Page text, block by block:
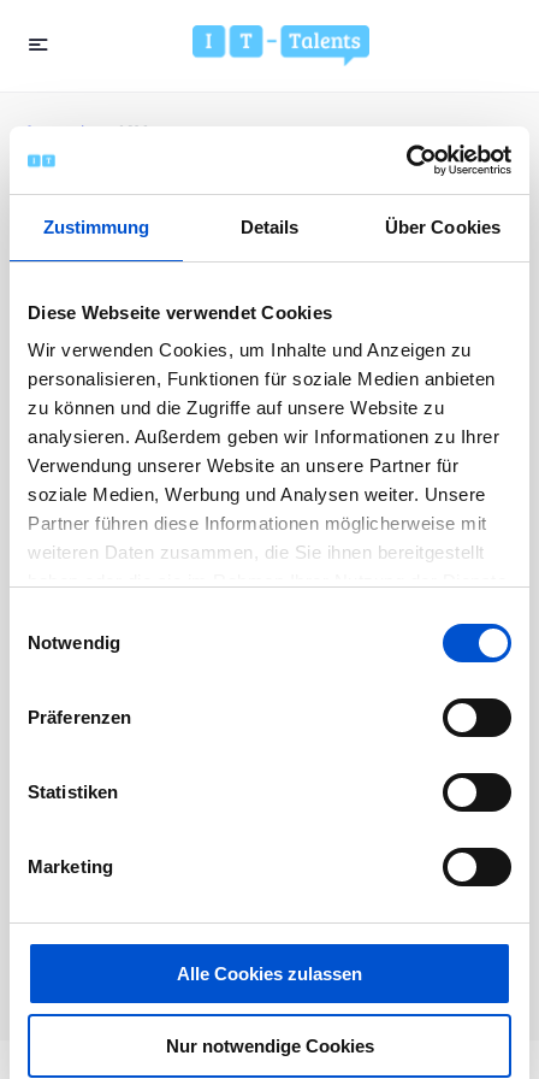
Zustimmung Details Über Cookies
Diese Webseite verwendet Cookies
Wir verwenden Cookies, um Inhalte und Anzeigen zu
personalisieren, Funktionen für soziale Medien anbieten
zu können und die Zugriffe auf unsere Website zu
analysieren. Außerdem geben wir Informationen zu Ihrer
Verwendung unserer Website an unsere Partner für
soziale Medien, Werbung und Analysen weiter. Unsere
Partner führen diese Informationen möglicherweise mit
weiteren Daten zusammen, die Sie ihnen bereitgestellt
Notwendig
Präferenzen
Statistiken
Marketing
Alle Cookies zulassen
Nur notwendige Cookies
Startseite IAV
Event Schlagwort:IAV
01
FEB.
IT-Stipendium Februar 2023 by
IAV
Online-Veranstaltung